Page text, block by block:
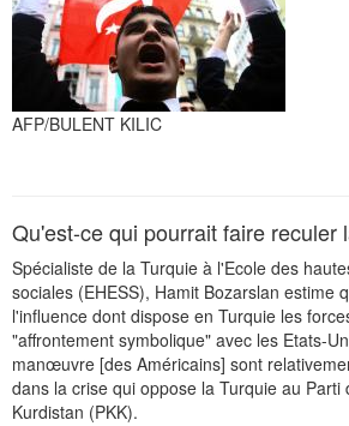
AFP/BULENT KILIC
Qu'est-ce qui pourrait faire reculer
Spécialiste de la Turquie à l'Ecole des
sociales (EHESS), Hamit Bozarslan estime
l'influence dont dispose en Turquie les
"affrontement symbolique" avec les Etats-
manœuvre [des Américains] sont
dans la crise qui oppose la Turquie au Parti
Kurdistan (PKK).